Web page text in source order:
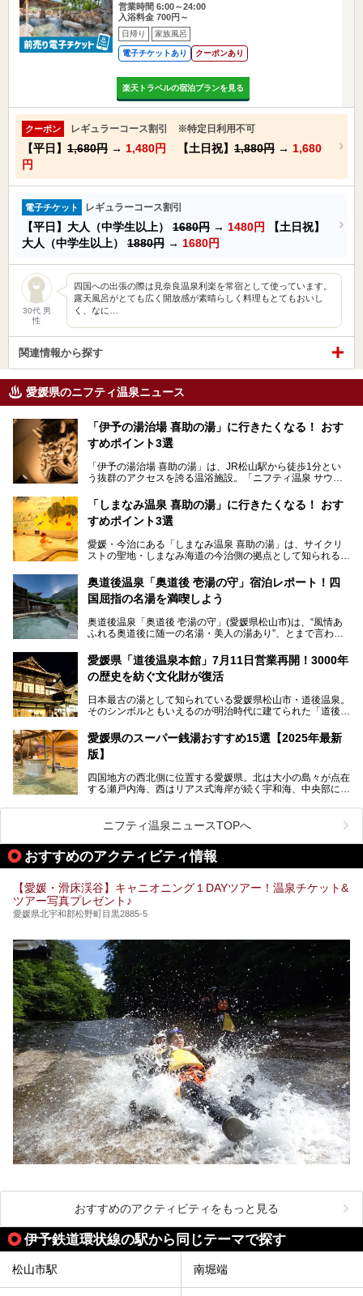
営業時間 6:00～24:00
入浴料金 700円～
日帰り 家族風呂
電子チケットあり クーポンあり
楽天トラベルの宿泊プランを見る
クーポン レギュラーコース割引 ※特定日利用不可
【平日】 1,680円 → 1,480円 【土日祝】 1,880円 → 1,680
円
電子チケット レギュラーコース割引
【平日】大人（中学生以上） 1680円 → 1480円
【土日祝】
大人（中学生以上） 1880円 → 1680円
30代 男
性
四国への出張の際は見奈良温泉利楽を常宿として使っています。
露天風呂がとても広く開放感が素晴らしく料理もとてもおいし
く、なに…
関連情報から探す
愛媛県のニフティ温泉ニュース
「伊予の湯治場 喜助の湯」に行きたくなる！ おす
すめポイント3選
「伊予の湯治場 喜助の湯」は、JR松山駅から徒歩1分とい
う抜群のアクセスを誇る温浴施設。「ニフティ温泉 サウナ
ナーが訪れる人気スポットです。天然温泉・サウナ・岩盤
浴・食事・宿泊まで“癒しのすべて”がそろう人気施設の中で
も、特におすすめしたい3つのポイントについて厳選してお
「しまなみ温泉 喜助の湯」に行きたくなる！ おす
すめポイント3選
愛媛・今治にある「しまなみ温泉 喜助の湯」は、サイクリ
ストの聖地・しまなみ海道の今治側の拠点として知られる人
ばれていて、自転車ロッカーや工具、給水サービスなど、旅
人に嬉しい工夫がたっぷり。お風呂は内湯から半露天、サウ
ナまで種類豊富で広々空間。泉質も温度もバリエーション豊
ポイントについて厳選してお届けします。読めばきっと、行
きたくなること間違いなし！
奥道後温泉「奥道後 壱湯の守」宿泊レポート！四
国屈指の名湯を満喫しよう
奥道後温泉「奥道後 壱湯の守」(愛媛県松山市)は、“風情あ
ふれる奥道後に随一の名湯・美人の湯あり”、とまで言われ
露天風呂。日々の生活から隔離された非日常感を味わえま
す。
ト。今回はニフティ温泉ライターである筆者自ら宿泊し、名
物の大露天風呂「翠明の湯」の全浴槽をご紹介。また、パブ
その魅力をご紹介します！
愛媛県「道後温泉本館」7月11日営業再開！3000年
の歴史を紡ぐ文化財が復活
日本最古の湯として知られている愛媛県松山市・道後温泉。
そのシンボルともいえるのが明治時代に建てられた「道後温
いた保存修理工事が終わり、いよいよ2024年7月11日から
全館営業再開となります。
愛媛県のスーパー銭湯おすすめ15選【2025年最新
版】
四国地方の西北側に位置する愛媛県。北は大小の島々が点在
する瀬戸内海、西はリアス式海岸が続く宇和海、中央部には
な自然と、温暖な気候が魅力の県です。
日本最古の温泉といわれる道後温泉を筆頭に、多くの温泉が
ある愛媛県は、スーパー銭湯も豊富です。中には、中四国地
方を代表する人気の施設も。今回は、愛媛県の誇るスーパー
銭湯をピックアップしました。
ニフティ温泉ニュースTOPへ
おすすめのアクティビティ情報
【愛媛・滑床渓谷】キャニオニング１DAYツアー！温泉チケット&
ツアー写真プレゼント♪
愛媛県北宇和郡松野町目黒2885-5
おすすめのアクティビティをもっと見る
伊予鉄道環状線の駅から同じテーマで探す
松山市駅 南堀端